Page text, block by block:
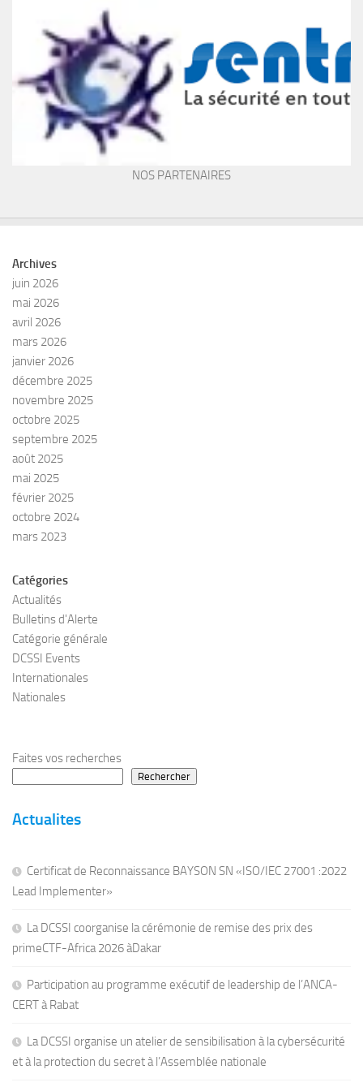
NOS PARTENAIRES
Archives
juin 2026
mai 2026
avril 2026
mars 2026
janvier 2026
décembre 2025
novembre 2025
octobre 2025
septembre 2025
août 2025
mai 2025
février 2025
octobre 2024
mars 2023
Catégories
Actualités
Bulletins d'Alerte
Catégorie générale
DCSSI Events
Internationales
Nationales
Faites vos recherches
Rechercher
Actualites
Certificat de Reconnaissance BAYSON SN «ISO/IEC 27001 :2022
Lead Implementer»
La DCSSI coorganise la cérémonie de remise des prix des
primeCTF-Africa 2026 àDakar
Participation au programme exécutif de leadership de l’ANCA-
CERT à Rabat
La DCSSI organise un atelier de sensibilisation à la cybersécurité
et à la protection du secret à l’Assemblée nationale